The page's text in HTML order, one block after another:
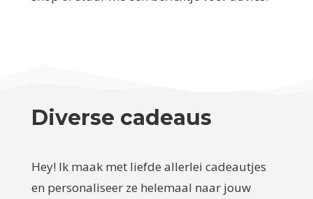
Diverse cadeaus
Hey! Ik maak met liefde allerlei cadeautjes
en personaliseer ze helemaal naar jouw